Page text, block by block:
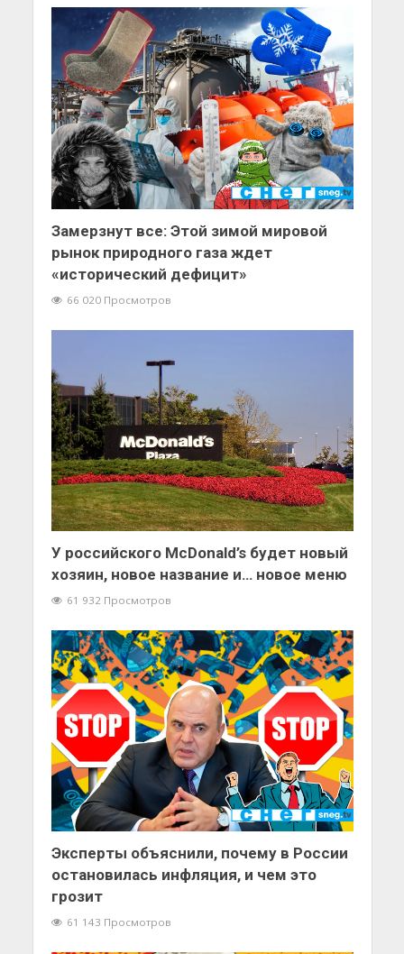
Замерзнут все: Этой зимой мировой
рынок природного газа ждет
«исторический дефицит»
66 020 Просмотров
У российского McDonald’s будет новый
хозяин, новое название и… новое меню
61 932 Просмотров
Эксперты объяснили, почему в России
остановилась инфляция, и чем это
грозит
61 143 Просмотров